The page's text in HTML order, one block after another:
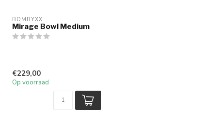
BOMBYXX
Mirage Bowl Medium
€229,00
Op voorraad